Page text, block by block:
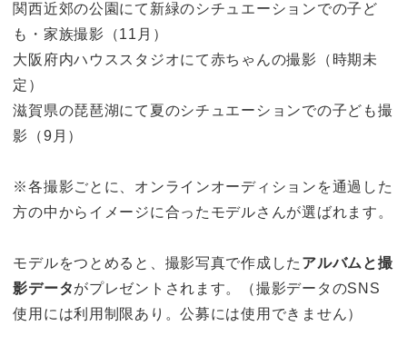
関西近郊の公園にて新緑のシチュエーションでの子ど
も・家族撮影（11月）
大阪府内ハウススタジオにて赤ちゃんの撮影（時期未
定）
滋賀県の琵琶湖にて夏のシチュエーションでの子ども撮
影（9月）
※各撮影ごとに、オンラインオーディションを通過した
方の中からイメージに合ったモデルさんが選ばれます。
モデルをつとめると、撮影写真で作成した アルバムと撮
影データがプレゼントされます。（撮影データのSNS
使用には利用制限あり。公募には使用できません）